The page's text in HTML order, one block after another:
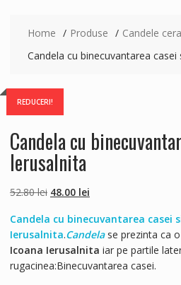
Home Produse
Candele
Candela cu binecuvantarea
REDUCERI!
Candela cu
Ierusalnita
52.80lei Prețul
a
fost:
52.80 lei.
48.00 leiPrețul
este:
48.00 lei.
Candela cu binecuvantarea casei
Ierusalnita.Candela se prezinta ca
Icoana Ierusalnita iar pe partile
rugacinea:Binecuvantarea casei.